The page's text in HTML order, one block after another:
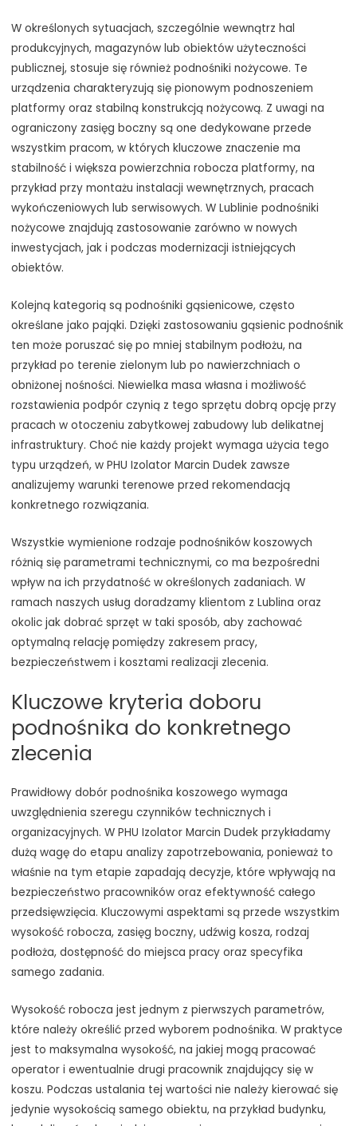
W określonych sytuacjach, szczególnie wewnątrz hal
produkcyjnych, magazynów lub obiektów użyteczności
publicznej, stosuje się również podnośniki nożycowe. Te
urządzenia charakteryzują się pionowym podnoszeniem
platformy oraz stabilną konstrukcją nożycową. Z uwagi na
ograniczony zasięg boczny są one dedykowane przede
wszystkim pracom, w których kluczowe znaczenie ma
stabilność i większa powierzchnia robocza platformy, na
przykład przy montażu instalacji wewnętrznych, pracach
wykończeniowych lub serwisowych. W Lublinie podnośniki
nożycowe znajdują zastosowanie zarówno w nowych
inwestycjach, jak i podczas modernizacji istniejących
obiektów.
Kolejną kategorią są podnośniki gąsienicowe, często
określane jako pająki. Dzięki zastosowaniu gąsienic podnośnik
ten może poruszać się po mniej stabilnym podłożu, na
przykład po terenie zielonym lub po nawierzchniach o
obniżonej nośności. Niewielka masa własna i możliwość
rozstawienia podpór czynią z tego sprzętu dobrą opcję przy
pracach w otoczeniu zabytkowej zabudowy lub delikatnej
infrastruktury. Choć nie każdy projekt wymaga użycia tego
typu urządzeń, w PHU Izolator Marcin Dudek zawsze
analizujemy warunki terenowe przed rekomendacją
konkretnego rozwiązania.
Wszystkie wymienione rodzaje podnośników koszowych
różnią się parametrami technicznymi, co ma bezpośredni
wpływ na ich przydatność w określonych zadaniach. W
ramach naszych usług doradzamy klientom z Lublina oraz
okolic jak dobrać sprzęt w taki sposób, aby zachować
optymalną relację pomiędzy zakresem pracy,
bezpieczeństwem i kosztami realizacji zlecenia.
Kluczowe kryteria doboru
podnośnika do konkretnego
zlecenia
Prawidłowy dobór podnośnika koszowego wymaga
uwzględnienia szeregu czynników technicznych i
organizacyjnych. W PHU Izolator Marcin Dudek przykładamy
dużą wagę do etapu analizy zapotrzebowania, ponieważ to
właśnie na tym etapie zapadają decyzje, które wpływają na
bezpieczeństwo pracowników oraz efektywność całego
przedsięwzięcia. Kluczowymi aspektami są przede wszystkim
wysokość robocza, zasięg boczny, udźwig kosza, rodzaj
podłoża, dostępność do miejsca pracy oraz specyfika
samego zadania.
Wysokość robocza jest jednym z pierwszych parametrów,
które należy określić przed wyborem podnośnika. W praktyce
jest to maksymalna wysokość, na jakiej mogą pracować
operator i ewentualnie drugi pracownik znajdujący się w
koszu. Podczas ustalania tej wartości nie należy kierować się
jedynie wysokością samego obiektu, na przykład budynku,